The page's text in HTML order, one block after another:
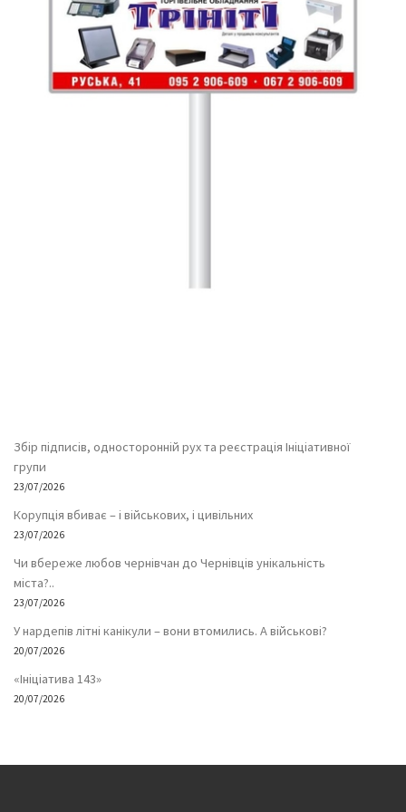
Збір підписів, односторонній рух та реєстрація Ініціативної
групи
23/07/2026
Корупція вбиває – і військових, і цивільних
23/07/2026
Чи вбереже любов чернівчан до Чернівців унікальність
міста?..
23/07/2026
У нардепів літні канікули – вони втомились. А військові?
20/07/2026
«Ініціатива 143»
20/07/2026